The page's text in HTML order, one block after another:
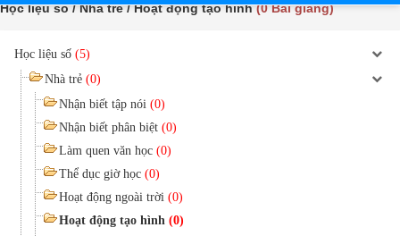
Học liệu số / Nhà trẻ / Hoạt động tạo hình(0 Bài giảng)
Học liệu số (5)
Nhà trẻ (0)
Nhận biết tập nói (0)
Nhận biết phân biệt (0)
Làm quen văn học (0)
Thể dục giờ học (0)
Hoạt động ngoài trời (0)
Hoạt động tạo hình (0)